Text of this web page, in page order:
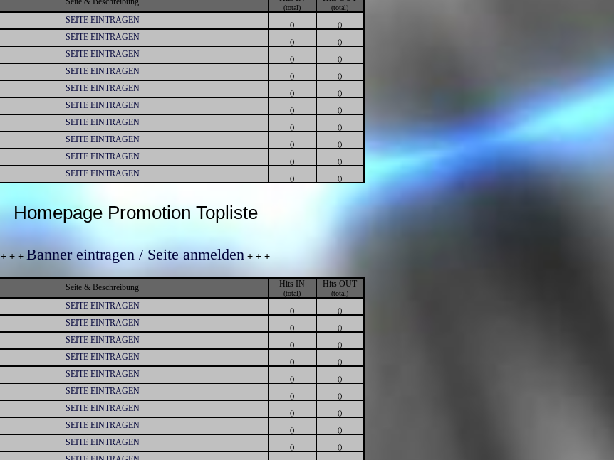
(total)
(total)
SEITE EINTRAGEN ()
()
SEITE EINTRAGEN ()
()
SEITE EINTRAGEN ()
()
SEITE EINTRAGEN ()
()
SEITE EINTRAGEN ()
()
SEITE EINTRAGEN ()
()
SEITE EINTRAGEN ()
()
SEITE EINTRAGEN ()
()
SEITE EINTRAGEN ()
()
SEITE EINTRAGEN () ()
Homepage Promotion Topliste
+ + + Banner eintragen / Seite anmelden + + +
Seite & Beschreibung Hits IN
(total)
Hits OUT
(total)
SEITE EINTRAGEN ()
()
SEITE EINTRAGEN ()
()
SEITE EINTRAGEN ()
()
SEITE EINTRAGEN ()
()
SEITE EINTRAGEN ()
()
SEITE EINTRAGEN ()
()
SEITE EINTRAGEN ()
()
SEITE EINTRAGEN ()
()
SEITE EINTRAGEN ()
()